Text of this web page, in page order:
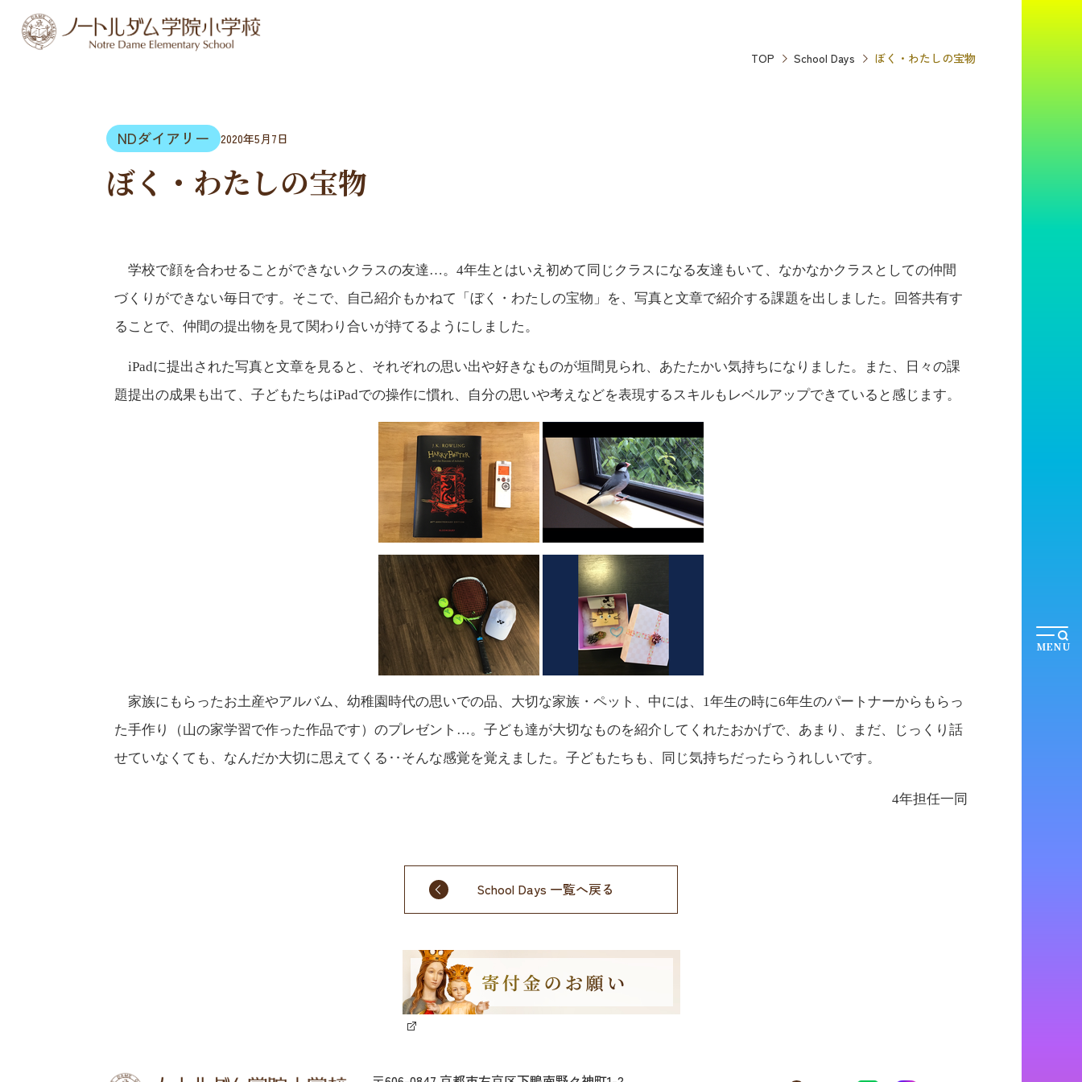
MENU
TOP School Days ぼく・わたしの宝物
NDダイアリー 2020年5月7日
ぼく・わたしの宝物
学校で顔を合わせることができないクラスの友達…。4年生とはいえ初めて同じクラスになる友達もいて、なかなかクラスとしての仲間
づくりができない毎日です。そこで、自己紹介もかねて「ぼく・わたしの宝物」を、写真と文章で紹介する課題を出しました。回答共有す
ることで、仲間の提出物を見て関わり合いが持てるようにしました。
iPadに提出された写真と文章を見ると、それぞれの思い出や好きなものが垣間見られ、あたたかい気持ちになりました。また、日々の課
題提出の成果も出て、子どもたちはiPadでの操作に慣れ、自分の思いや考えなどを表現するスキルもレベルアップできていると感じます。
家族にもらったお土産やアルバム、幼稚園時代の思いでの品、大切な家族・ペット、中には、1年生の時に6年生のパートナーからもらっ
た手作り（山の家学習で作った作品です）のプレゼント…。子ども達が大切なものを紹介してくれたおかげで、あまり、まだ、じっくり話
せていなくても、なんだか大切に思えてくる‥そんな感覚を覚えました。子どもたちも、同じ気持ちだったらうれしいです。
4年担任一同
School Days 一覧へ戻る